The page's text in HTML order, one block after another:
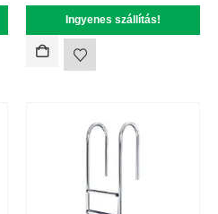
Ingyenes szállítás!